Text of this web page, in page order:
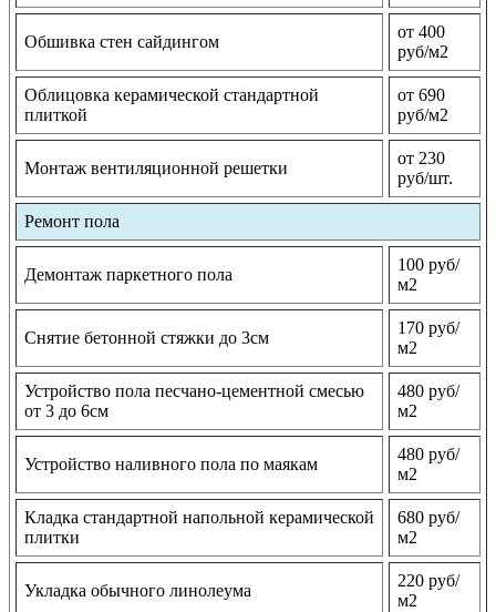
Обшивка стен сайдингом
от 400
руб/м2
Облицовка керамической стандартной
плиткой
от 690
руб/м2
Монтаж вентиляционной решетки
от 230
руб/шт.
Ремонт пола
Демонтаж паркетного пола
100 руб/
м2
Снятие бетонной стяжки до 3см
170 руб/
м2
Устройство пола песчано-цементной смесью
от 3 до 6см
480 руб/
м2
Устройство наливного пола по маякам
480 руб/
м2
Кладка стандартной напольной керамической
плитки
680 руб/
м2
Укладка обычного линолеума
220 руб/
м2